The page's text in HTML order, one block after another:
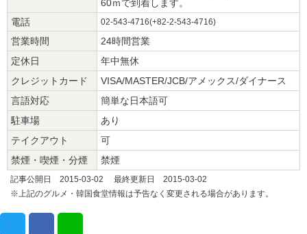
60ｍで到着します。
電話
02-543-4716(+82-2-543-4716)
営業時間
24時間営業
定休日
年中無休
クレジットカード
VISA/MASTER/JCB/アメックス/ダイナース
言語対応
簡単な日本語可
駐車場
あり
テイクアウト
可
禁煙・喫煙・分煙
禁煙
記事公開日 2015-03-02 最終更新日 2015-03-02
※上記のグルメ・韓国食堂情報は予告なく変更される場合があります。